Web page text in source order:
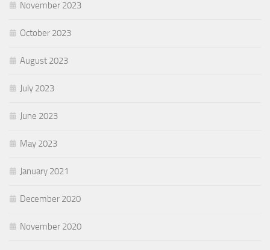
November 2023
October 2023
August 2023
July 2023
June 2023
May 2023
January 2021
December 2020
November 2020